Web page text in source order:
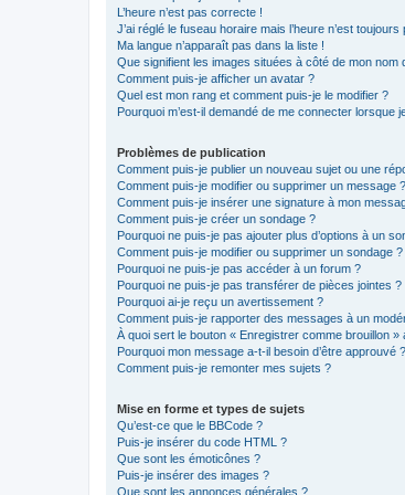
L’heure n’est pas correcte !
J’ai réglé le fuseau horaire mais l’heure n’est
Ma langue n’apparaît pas dans la liste !
Que signifient les images situées à côté de mon nom
Comment puis-je afficher un avatar ?
Quel est mon rang et comment puis-je le modifier ?
Pourquoi m’est-il demandé de me connecter lorsque
Problèmes de publication
Comment puis-je publier un nouveau sujet ou une
Comment puis-je modifier ou supprimer un message ?
Comment puis-je insérer une signature à mon
Comment puis-je créer un sondage ?
Pourquoi ne puis-je pas ajouter plus d’options à un
Comment puis-je modifier ou supprimer un sondage ?
Pourquoi ne puis-je pas accéder à un forum ?
Pourquoi ne puis-je pas transférer de pièces jointes ?
Pourquoi ai-je reçu un avertissement ?
Comment puis-je rapporter des messages à un
À quoi sert le bouton « Enregistrer comme brouillon »
Pourquoi mon message a-t-il besoin d’être approuvé ?
Comment puis-je remonter mes sujets ?
Mise en forme et types de sujets
Qu’est-ce que le BBCode ?
Puis-je insérer du code HTML ?
Que sont les émoticônes ?
Puis-je insérer des images ?
Que sont les annonces générales ?